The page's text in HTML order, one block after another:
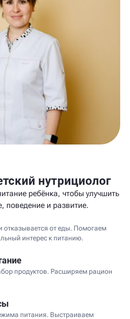
нутрициолог
ребёнка, чтобы улучшить
поведение и развитие.
отказывается от еды. Помогаем
интерес к питанию.
продуктов. Расширяем рацион
питания. Выстраиваем